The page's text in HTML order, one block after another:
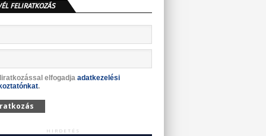
FELIRATKOZÁS
elfogadja adatkezelési
.
HIRDETÉS